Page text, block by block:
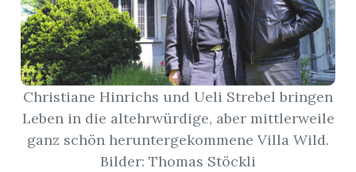
E-
Paper
Newsletter
App
Christiane Hinrichs und Ueli Strebel bringen
Leben in die altehrwürdige, aber mittlerweile
ganz schön heruntergekommene Villa Wild.
Bilder: Thomas Stöckli